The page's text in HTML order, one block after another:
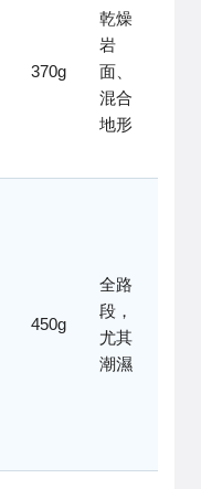
370g
乾燥
岩
面、
混合
地形
450g
全路
段，
尤其
潮濕